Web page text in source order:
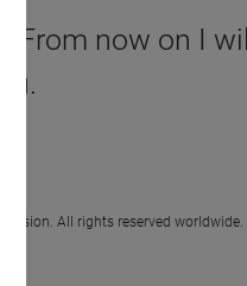
now on I
All rights reserved worldwide.